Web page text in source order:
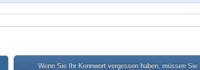
Wenn Sie Ihr Kennwort vergessen haben, müssen